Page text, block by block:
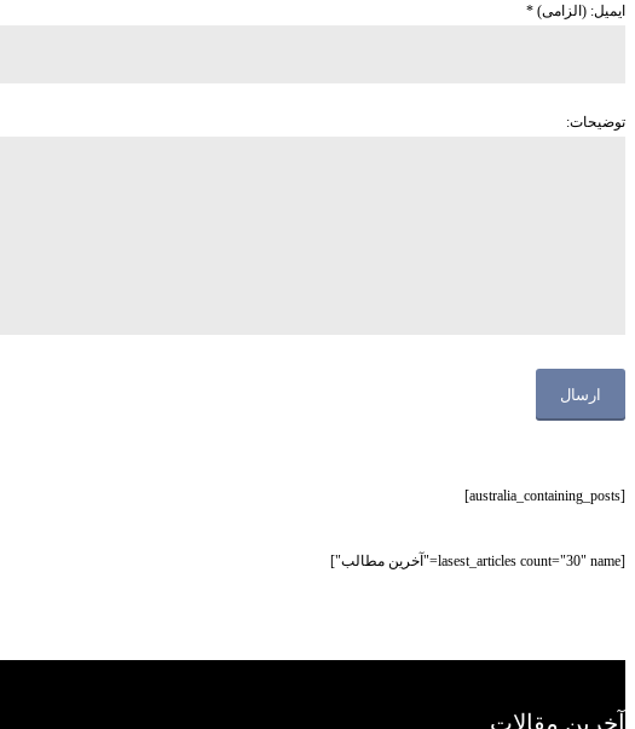
ایمیل: (الزامی) *
توضیحات:
[australia_containing_posts]
[lasest_articles count="30" name="آخرین مطالب"]
آخرین مقالات